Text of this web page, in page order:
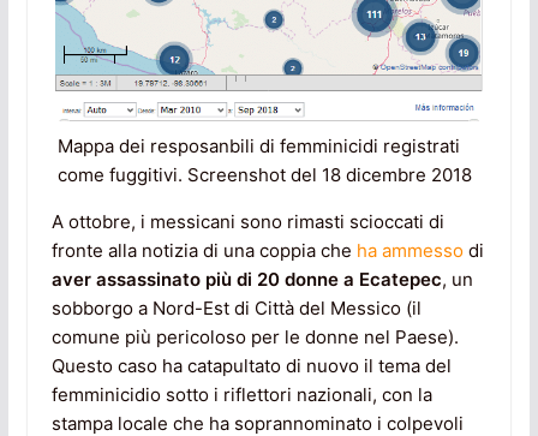
Mappa dei resposanbili di femminicidi registrati
come fuggitivi. Screenshot del 18 dicembre 2018
A ottobre, i messicani sono rimasti scioccati di
fronte alla notizia di una coppia che ha ammessodi
aver assassinato più di 20 donne a Ecatepec, un
sobborgo a Nord-Est di Città del Messico (il
comune più pericoloso per le donne nel Paese).
Questo caso ha catapultato di nuovo il tema del
femminicidio sotto i riflettori nazionali, con la
stampa locale che ha soprannominato i colpevoli